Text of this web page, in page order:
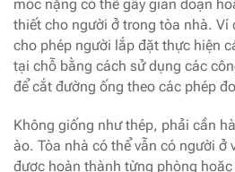
móc nặng có thể gây gián đoạn
thiết cho người ở trong tòa nhà. Ví
cho phép người lắp đặt thực hiện
tại chỗ bằng cách sử dụng các
để cắt đường ống theo các phép
Không giống như thép, phải cần
ào. Tòa nhà có thể vẫn có người ở
được hoàn thành từng phòng